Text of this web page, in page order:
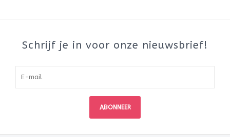
Schrijf je in voor onze nieuwsbrief!
ABONNEER